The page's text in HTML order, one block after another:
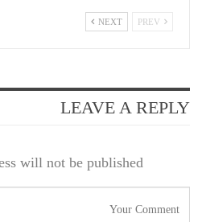
NEXT
LEAVE A REPLY
will not be published.